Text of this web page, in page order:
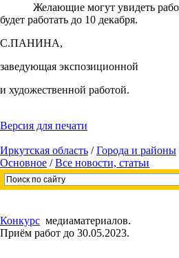
Желающие могут увидеть
будет работать до 10 декабря.
С.ПАНИНА,
заведующая экспозиционной
и художественной работой.
Версия для печати
Иркутская область /Города и районы
Основное /Все новости, статьи
Конкурс медиаматериалов.
Приём работ до 30.05.2023.